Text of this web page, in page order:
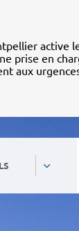
active
prise en
aux